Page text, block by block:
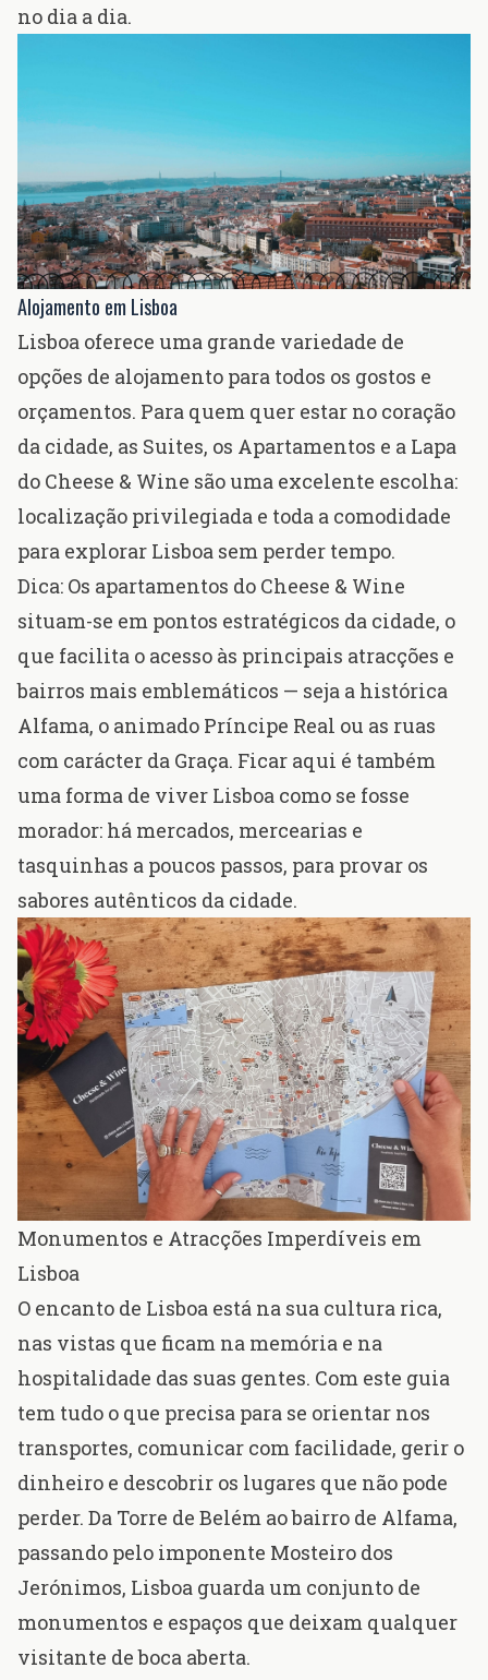
no dia a dia.
Alojamento em Lisboa
Lisboa oferece uma grande variedade de
opções de alojamento para todos os gostos e
orçamentos. Para quem quer estar no coração
da cidade, as Suites, os Apartamentos e a Lapa
do Cheese & Wine são uma excelente escolha:
localização privilegiada e toda a comodidade
para explorar Lisboa sem perder tempo.
Dica: Os apartamentos do Cheese & Wine
situam-se em pontos estratégicos da cidade, o
que facilita o acesso às principais atracções e
bairros mais emblemáticos — seja a histórica
Alfama, o animado Príncipe Real ou as ruas
com carácter da Graça. Ficar aqui é também
uma forma de viver Lisboa como se fosse
morador: há mercados, mercearias e
tasquinhas a poucos passos, para provar os
sabores autênticos da cidade.
Monumentos e Atracções Imperdíveis em
Lisboa
O encanto de Lisboa está na sua cultura rica,
nas vistas que ficam na memória e na
hospitalidade das suas gentes. Com este guia
tem tudo o que precisa para se orientar nos
transportes, comunicar com facilidade, gerir o
dinheiro e descobrir os lugares que não pode
perder. Da Torre de Belém ao bairro de Alfama,
passando pelo imponente Mosteiro dos
Jerónimos, Lisboa guarda um conjunto de
monumentos e espaços que deixam qualquer
visitante de boca aberta.